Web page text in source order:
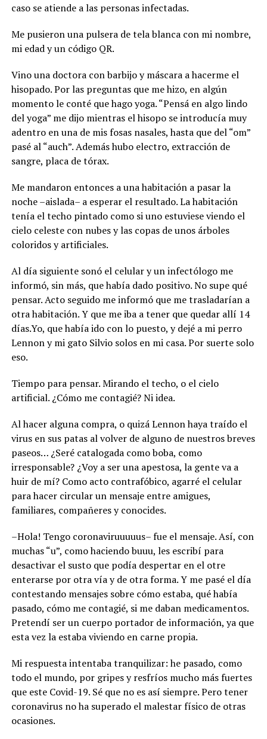
caso se atiende a las personas infectadas.
Me pusieron una pulsera de tela blanca con mi nombre,
mi edad y un código QR.
Vino una doctora con barbijo y máscara a hacerme el
hisopado. Por las preguntas que me hizo, en algún
momento le conté que hago yoga. “Pensá en algo lindo
del yoga” me dijo mientras el hisopo se introducía muy
adentro en una de mis fosas nasales, hasta que del “om”
pasé al “auch”. Además hubo electro, extracción de
sangre, placa de tórax.
Me mandaron entonces a una habitación a pasar la
noche –aislada– a esperar el resultado. La habitación
tenía el techo pintado como si uno estuviese viendo el
cielo celeste con nubes y las copas de unos árboles
coloridos y artificiales.
Al día siguiente sonó el celular y un infectólogo me
informó, sin más, que había dado positivo. No supe qué
pensar. Acto seguido me informó que me trasladarían a
otra habitación. Y que me iba a tener que quedar allí 14
días.Yo, que había ido con lo puesto, y dejé a mi perro
Lennon y mi gato Silvio solos en mi casa. Por suerte solo
eso.
Tiempo para pensar. Mirando el techo, o el cielo
artificial. ¿Cómo me contagié? Ni idea.
Al hacer alguna compra, o quizá Lennon haya traído el
virus en sus patas al volver de alguno de nuestros breves
paseos… ¿Seré catalogada como boba, como
irresponsable? ¿Voy a ser una apestosa, la gente va a
huir de mí? Como acto contrafóbico, agarré el celular
para hacer circular un mensaje entre amigues,
familiares, compañeres y conocides.
–Hola! Tengo coronaviruuuuus– fue el mensaje. Así, con
muchas “u”, como haciendo buuu, les escribí para
desactivar el susto que podía despertar en el otre
enterarse por otra vía y de otra forma. Y me pasé el día
contestando mensajes sobre cómo estaba, qué había
pasado, cómo me contagié, si me daban medicamentos.
Pretendí ser un cuerpo portador de información, ya que
esta vez la estaba viviendo en carne propia.
Mi respuesta intentaba tranquilizar: he pasado, como
todo el mundo, por gripes y resfríos mucho más fuertes
que este Covid-19. Sé que no es así siempre. Pero tener
coronavirus no ha superado el malestar físico de otras
ocasiones.